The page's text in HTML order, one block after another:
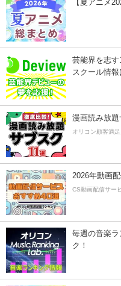
【夏アニメ
芸能界を志す
スクール情
漫画読み放題
オリコン顧客満
2026年動画
CS動画配信サー
毎週の音楽
ク！